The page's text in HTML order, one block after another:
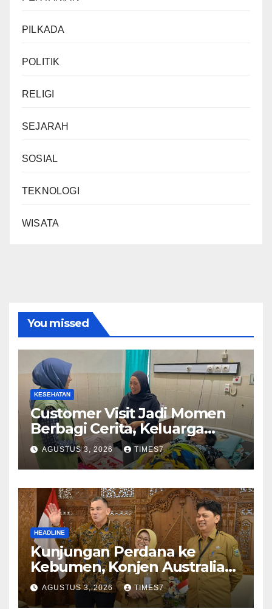
PILKADA
POLITIK
RELIGI
SEJARAH
SOSIAL
TEKNOLOGI
WISATA
You missed
KESEHATAN
Customer Visit Jadi Momen
Berbagi Cerita, Keluarga
Nurhayati Rasakan Manfaat
NyataProgram JKN
AGUSTUS 3, 2026 TIMES7
HEADLINE
Kunjungan Perdana ke
Kebumen, Konjen Australia
Jajaki Kerja Sama Pariwisata
hingga Pendidikan
AGUSTUS 3, 2026 TIMES7